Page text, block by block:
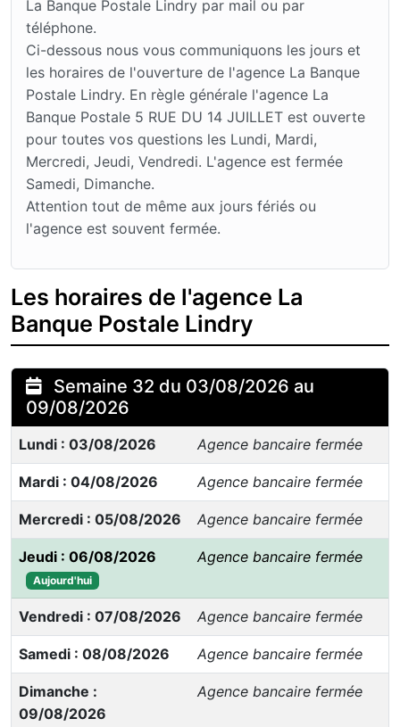
La Banque Postale Lindry par mail ou par
téléphone.
Ci-dessous nous vous communiquons les jours et
les horaires de l'ouverture de l'agence La Banque
Postale Lindry. En règle générale l'agence La
Banque Postale 5 RUE DU 14 JUILLET est ouverte
pour toutes vos questions les Lundi, Mardi,
Mercredi, Jeudi, Vendredi. L'agence est fermée
Samedi, Dimanche.
Attention tout de même aux jours fériés ou
l'agence est souvent fermée.
Les horaires de l'agence La
Banque Postale Lindry
Semaine 32 du 03/08/2026 au
09/08/2026
Lundi : 03/08/2026 Agence bancaire fermée
Mardi : 04/08/2026 Agence bancaire fermée
Mercredi : 05/08/2026 Agence bancaire fermée
Jeudi : 06/08/2026
Aujourd'hui
Agence bancaire fermée
Vendredi : 07/08/2026 Agence bancaire fermée
Samedi : 08/08/2026 Agence bancaire fermée
Dimanche :
09/08/2026
Agence bancaire fermée